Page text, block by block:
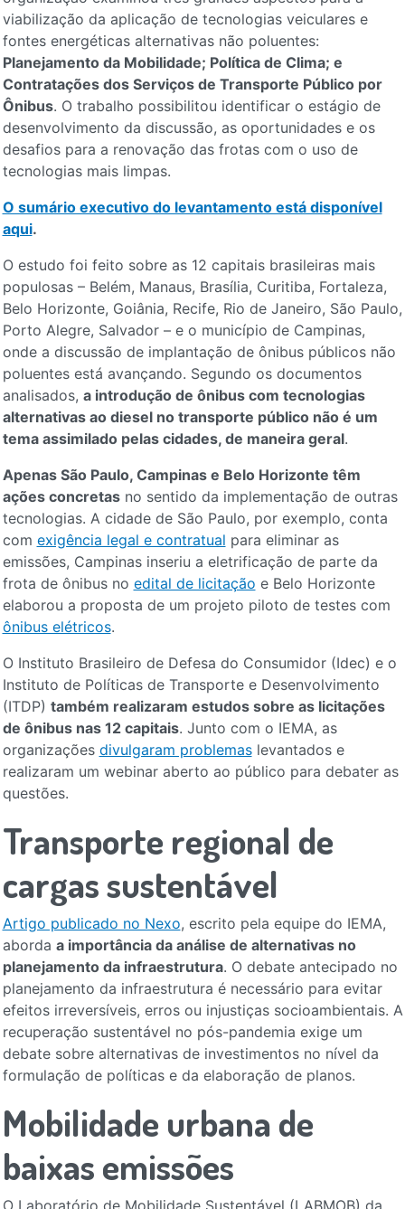
viabilização da aplicação de tecnologias veiculares e
fontes energéticas alternativas não poluentes:
Planejamento da Mobilidade; Política de Clima; e
Contratações dos Serviços de Transporte Público por
Ônibus. O trabalho possibilitou identificar o estágio de
desenvolvimento da discussão, as oportunidades e os
desafios para a renovação das frotas com o uso de
tecnologias mais limpas.
O sumário executivo do levantamento está disponível
aqui.
O estudo foi feito sobre as 12 capitais brasileiras mais
populosas – Belém, Manaus, Brasília, Curitiba, Fortaleza,
Belo Horizonte, Goiânia, Recife, Rio de Janeiro, São Paulo,
Porto Alegre, Salvador – e o município de Campinas,
onde a discussão de implantação de ônibus públicos não
poluentes está avançando. Segundo os documentos
analisados, a introdução de ônibus com tecnologias
alternativas ao diesel no transporte público não é um
tema assimilado pelas cidades, de maneira geral.
Apenas São Paulo, Campinas e Belo Horizonte têm
ações concretasno sentido da implementação de outras
tecnologias. A cidade de São Paulo, por exemplo, conta
com exigência legal e contratual para eliminar as
emissões, Campinas inseriu a eletrificação de parte da
frota de ônibus no edital de licitação e Belo Horizonte
elaborou a proposta de um projeto piloto de testes com
ônibus elétricos.
O Instituto Brasileiro de Defesa do Consumidor (Idec) e o
Instituto de Políticas de Transporte e Desenvolvimento
(ITDP) também realizaram estudos sobre as licitações
de ônibus nas 12 capitais. Junto com o IEMA, as
organizações divulgaram problemaslevantados e
realizaram um webinar aberto ao público para debater as
questões.
Transporte regional de
cargas sustentável
Artigo publicado no Nexo, escrito pela equipe do IEMA,
aborda a importância da análise de alternativas no
planejamento da infraestrutura. O debate antecipado no
planejamento da infraestrutura é necessário para evitar
efeitos irreversíveis, erros ou injustiças socioambientais. A
recuperação sustentável no pós-pandemia exige um
debate sobre alternativas de investimentos no nível da
formulação de políticas e da elaboração de planos.
Mobilidade urbana de
baixas emissões
O Laboratório de Mobilidade Sustentável (LABMOB) da